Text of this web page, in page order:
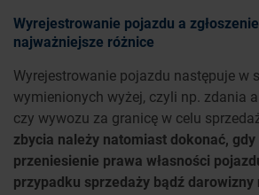
Wyrejestrowanie pojazdu a
najważniejsze różnice
Wyrejestrowanie pojazdu następuje w
wymienionych wyżej, czyli np. zdania
czy wywozu za granicę w celu
zbycia należy natomiast dokonać, gdy
przeniesienie prawa własności
przypadku sprzedaży bądź darowizny